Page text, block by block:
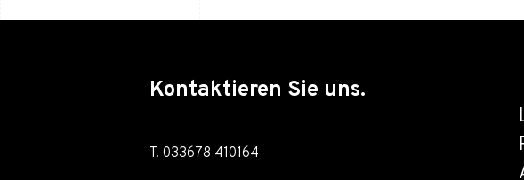
Kontaktieren Sie uns.
T. 033678 410164